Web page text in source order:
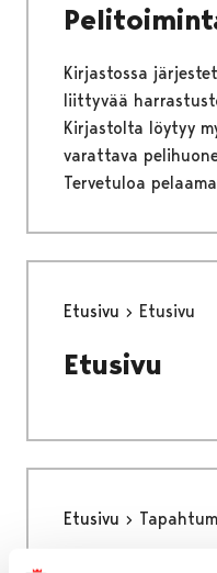
Kirjastossa
liittyvää
Kirjastolta löytyy
varattava
Tervetuloa
Etusivu Etusivu
Etusivu
Etusivu